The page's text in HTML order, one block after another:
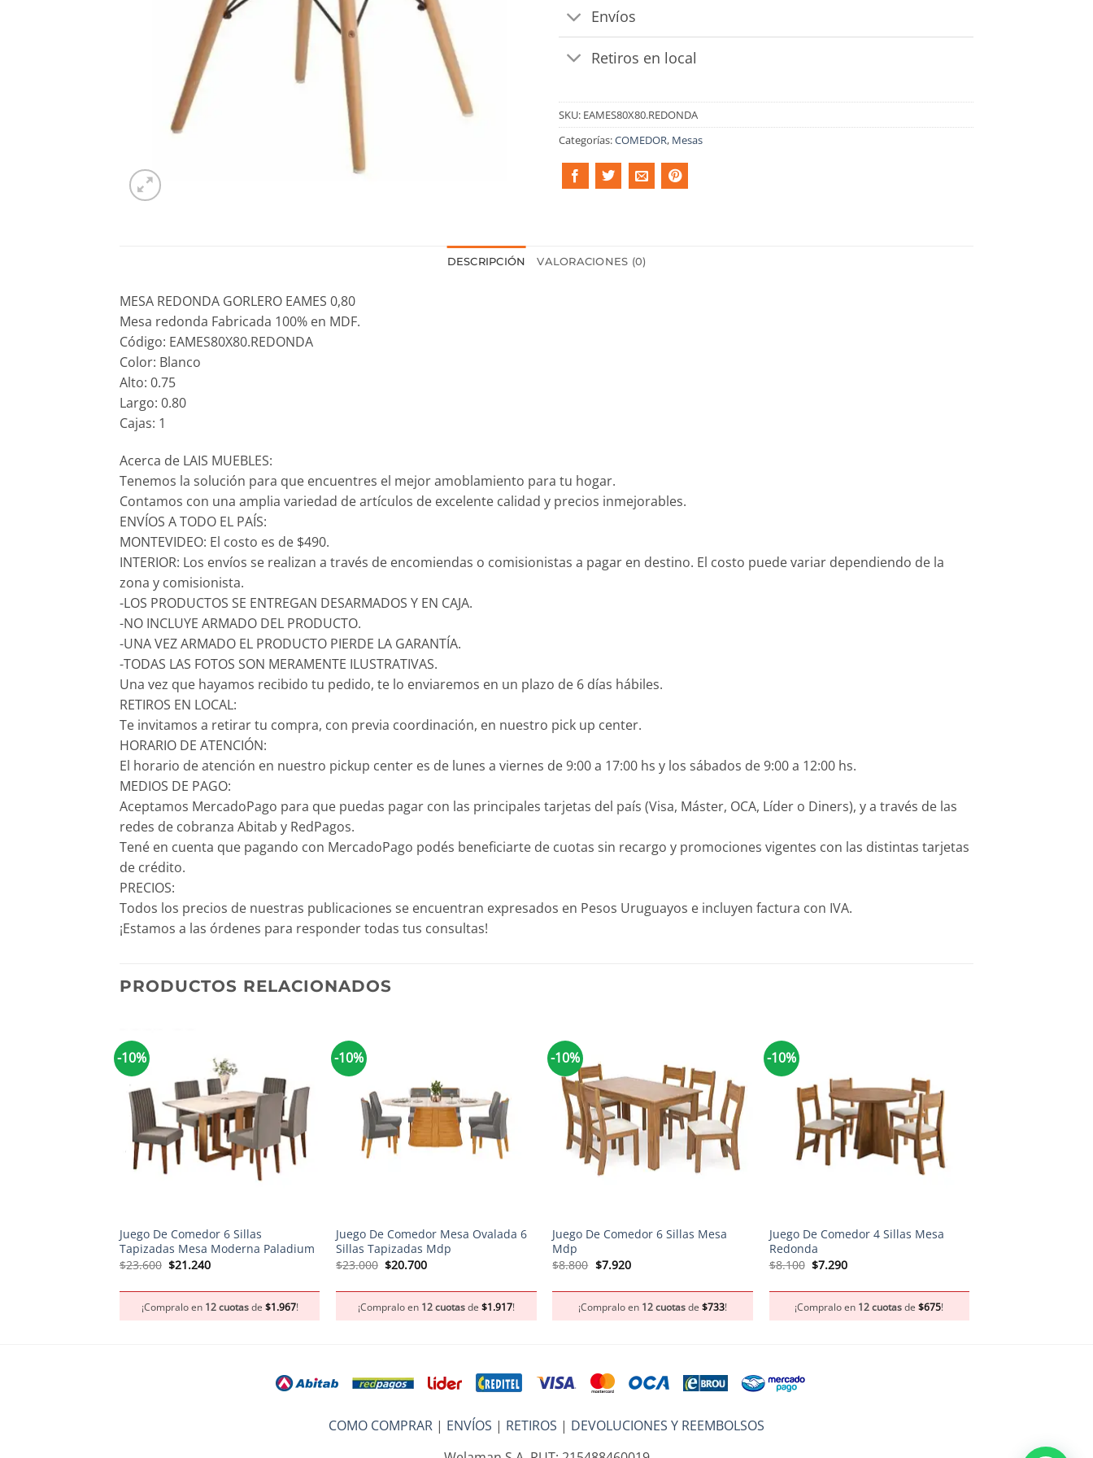
Envíos
Retiros en local
SKU: EAMES80X80.REDONDA
Categorías:COMEDOR, Mesas
DESCRIPCIÓN VALORACIONES (0)
MESA REDONDA GORLERO EAMES 0,80
Mesa redonda Fabricada 100% en MDF.
Código: EAMES80X80.REDONDA
Color: Blanco
Alto: 0.75
Largo: 0.80
Cajas: 1
Acerca de LAIS MUEBLES:
Tenemos la solución para que encuentres el mejor amoblamiento para tu hogar.
Contamos con una amplia variedad de artículos de excelente calidad y precios inmejorables.
ENVÍOS A TODO EL PAÍS:
MONTEVIDEO: El costo es de $490.
INTERIOR: Los envíos se realizan a través de encomiendas o comisionistas a pagar en destino. El costo puede variar dependiendo de la
zona y comisionista.
-LOS PRODUCTOS SE ENTREGAN DESARMADOS Y EN CAJA.
-NO INCLUYE ARMADO DEL PRODUCTO.
-UNA VEZ ARMADO EL PRODUCTO PIERDE LA GARANTÍA.
-TODAS LAS FOTOS SON MERAMENTE ILUSTRATIVAS.
Una vez que hayamos recibido tu pedido, te lo enviaremos en un plazo de 6 días hábiles.
RETIROS EN LOCAL:
Te invitamos a retirar tu compra, con previa coordinación, en nuestro pick up center.
HORARIO DE ATENCIÓN:
El horario de atención en nuestro pickup center es de lunes a viernes de 9:00 a 17:00 hs y los sábados de 9:00 a 12:00 hs.
MEDIOS DE PAGO:
Aceptamos MercadoPago para que puedas pagar con las principales tarjetas del país (Visa, Máster, OCA, Líder o Diners), y a través de las
redes de cobranza Abitab y RedPagos.
Tené en cuenta que pagando con MercadoPago podés beneficiarte de cuotas sin recargo y promociones vigentes con las distintas tarjetas
de crédito.
PRECIOS:
Todos los precios de nuestras publicaciones se encuentran expresados en Pesos Uruguayos e incluyen factura con IVA.
¡Estamos a las órdenes para responder todas tus consultas!
PRODUCTOS RELACIONADOS
-10%
Juego De Comedor 6 Sillas
Tapizadas Mesa Moderna Paladium
$23.600 El
$23.600.
$21.240El
$21.240.
¡Compralo en 12 cuotasde $1.967!
-10%
Juego De Comedor Mesa Ovalada 6
Sillas Tapizadas Mdp
$23.000 El
$23.000.
$20.700El
$20.700.
¡Compralo en 12 cuotasde $1.917!
-10%
Juego De Comedor 6 Sillas Mesa
Mdp
$8.800 El
$8.800.
$7.920El
$7.920.
¡Compralo en 12 cuotasde$733!
-10%
Juego De Comedor 4 Sillas Mesa
Redonda
$8.100 El
$8.100.
$7.290El
$7.290.
¡Compralo en 12 cuotasde$675!
COMO COMPRAR | ENVÍOS | RETIROS | DEVOLUCIONES Y REEMBOLSOS